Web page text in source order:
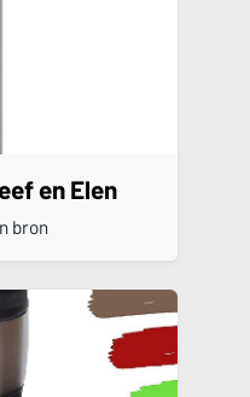
en Elen
bron